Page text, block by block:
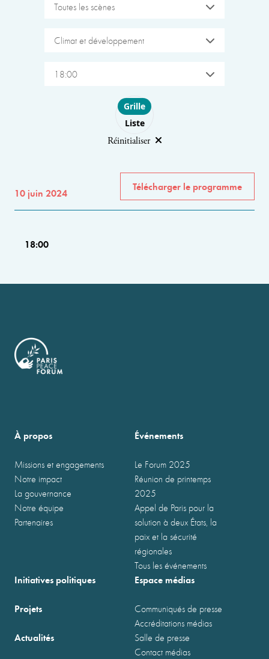
Toutes les scènes
Climat et développement
18:00
Choose layout
Grille
Liste
Réinitialiser
10 juin 2024
Télécharger le programme
18:00
À propos
Missions et engagements
Notre impact
La gouvernance
Notre équipe
Partenaires
Événements
Le Forum 2025
Réunion de printemps
2025
Appel de Paris pour la
solution à deux États, la
paix et la sécurité
régionales
Tous les événements
Initiatives politiques
Projets
Actualités
Espace médias
Communiqués de presse
Accréditations médias
Salle de presse
Contact médias